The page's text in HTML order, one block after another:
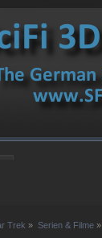
Trek » Serien & Filme»